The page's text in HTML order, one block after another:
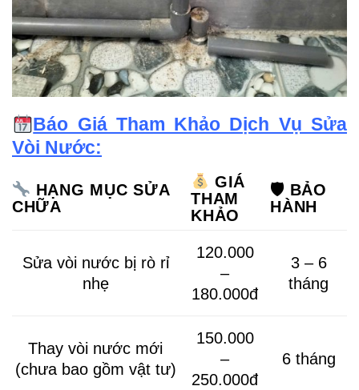
Báo Giá Tham Khảo Dịch Vụ Sửa
Vòi Nước:
HẠNG MỤC SỬA
CHỮA
GIÁ
THAM
KHẢO
🛡 BẢO
HÀNH
Sửa vòi nước bị rò rỉ
nhẹ
120.000
–
180.000đ
3 – 6
tháng
Thay vòi nước mới
(chưa bao gồm vật tư)
150.000
–
250.000đ
6 tháng